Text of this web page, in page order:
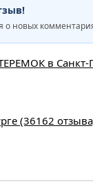
о новых
в
(36162